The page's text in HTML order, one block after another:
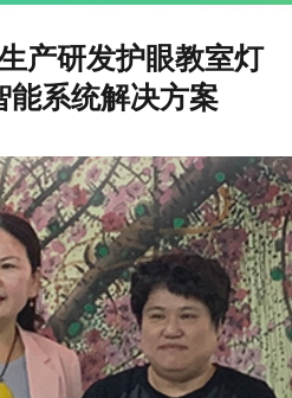
产研发护眼教室灯
能系统解决方案